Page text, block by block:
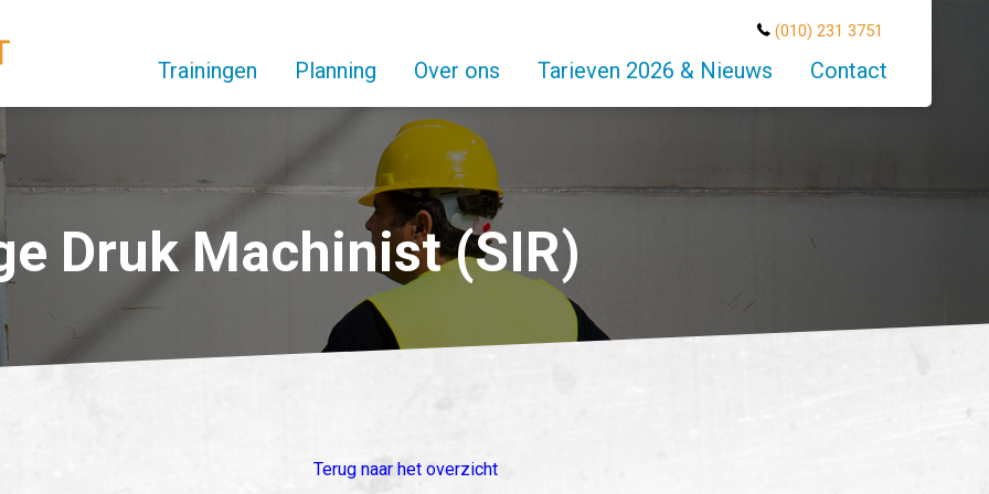
(010) 231 3751
Trainingen Planning Over ons Tarieven 2026 & Nieuws Contact
Druk Machinist (SIR)
Terug naar het overzicht